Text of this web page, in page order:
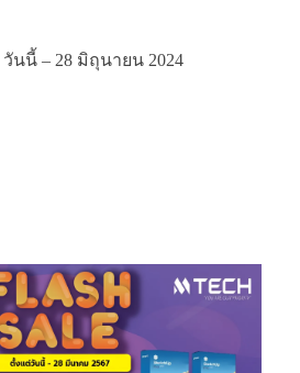
นนี้ – 28 มิถุนายน 2024